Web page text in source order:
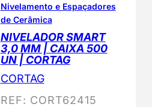
Nivelamento e Espaçadores
de Cerâmica
NIVELADOR SMART
3,0 MM | CAIXA 500
UN | CORTAG
CORTAG
REF: CORT62415